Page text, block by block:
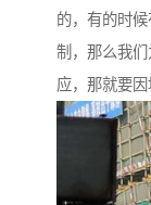
的，有的时
制，那么我
应，那就要因